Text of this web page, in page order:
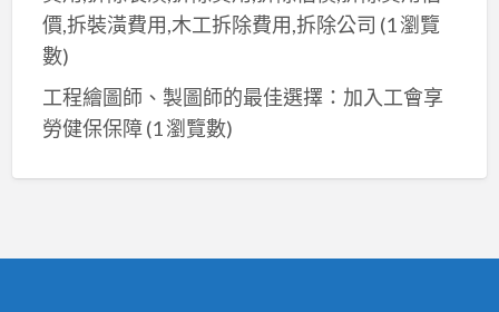
價,拆裝潢費用,木工拆除費用,拆除公司 (1 瀏覽
數)
工程繪圖師、製圖師的最佳選擇：加入工會享
勞健保保障(1 瀏覽數)